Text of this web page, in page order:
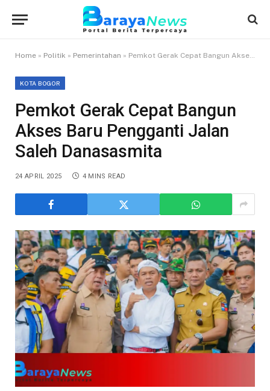
Home » Politik » Pemerintahan » Pemkot Gerak Cepat Bangun Akses Baru Pengganti Jalan Saleh Danasasmita
KOTA BOGOR
Pemkot Gerak Cepat Bangun
Akses Baru Pengganti Jalan
Saleh Danasasmita
24 APRIL 2025 4 MINS READ